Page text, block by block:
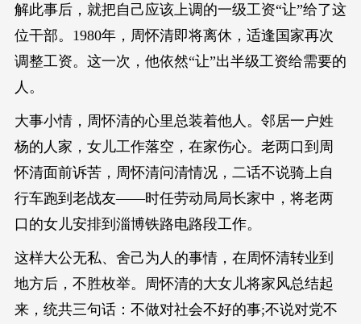
解此事后，就把自己应该上调的一级工资“让”给了这
位干部。1980年，周怀清即将离休，适逢国家再次
调整工资。这一次，他依然“让”出半级工资给需要的
人。
大事小情，周怀清的心里总装着他人。邻居一户姓
杨的人家，女儿工作落空，在家伤心。老两口到周
怀清面前诉苦，周怀清问清情况，二话不说骑上自
行车跑到老战友——时任劳动局局长家中，将老两
口的女儿安排到淄博铁路电路段工作。
这样大公无私、舍己为人的事情，在周怀清转业到
地方后，不胜枚举。周怀清的大女儿将家风总结起
来，统共三句话：不做对社会不好的事;不说对党不